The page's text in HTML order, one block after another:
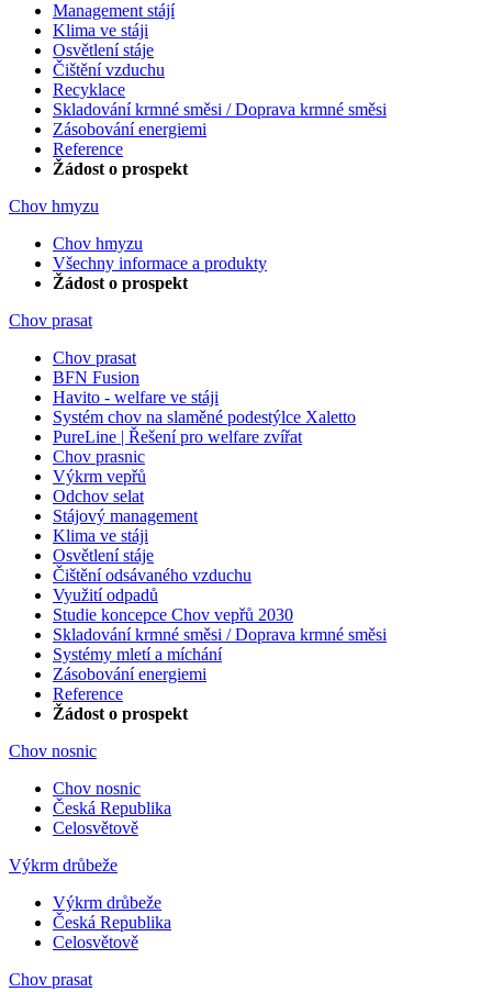
Management stájí
Klima ve stáji
Osvětlení stáje
Čištění vzduchu
Recyklace
Skladování krmné směsi / Doprava krmné směsi
Zásobování energiemi
Reference
Žádost o prospekt
Chov hmyzu
Chov hmyzu
Všechny informace a produkty
Žádost o prospekt
Chov prasat
Chov prasat
BFN Fusion
Havito - welfare ve stáji
Systém chov na slaměné podestýlce Xaletto
PureLine | Řešení pro welfare zvířat
Chov prasnic
Výkrm vepřů
Odchov selat
Stájový management
Klima ve stáji
Osvětlení stáje
Čištění odsávaného vzduchu
Využití odpadů
Studie koncepce Chov vepřů 2030
Skladování krmné směsi / Doprava krmné směsi
Systémy mletí a míchání
Zásobování energiemi
Reference
Žádost o prospekt
Chov nosnic
Chov nosnic
Česká Republika
Celosvětově
Výkrm drůbeže
Výkrm drůbeže
Česká Republika
Celosvětově
Chov prasat